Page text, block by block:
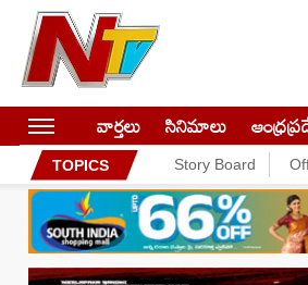
వార్తలు సినిమాలు
TOPICS Story Board